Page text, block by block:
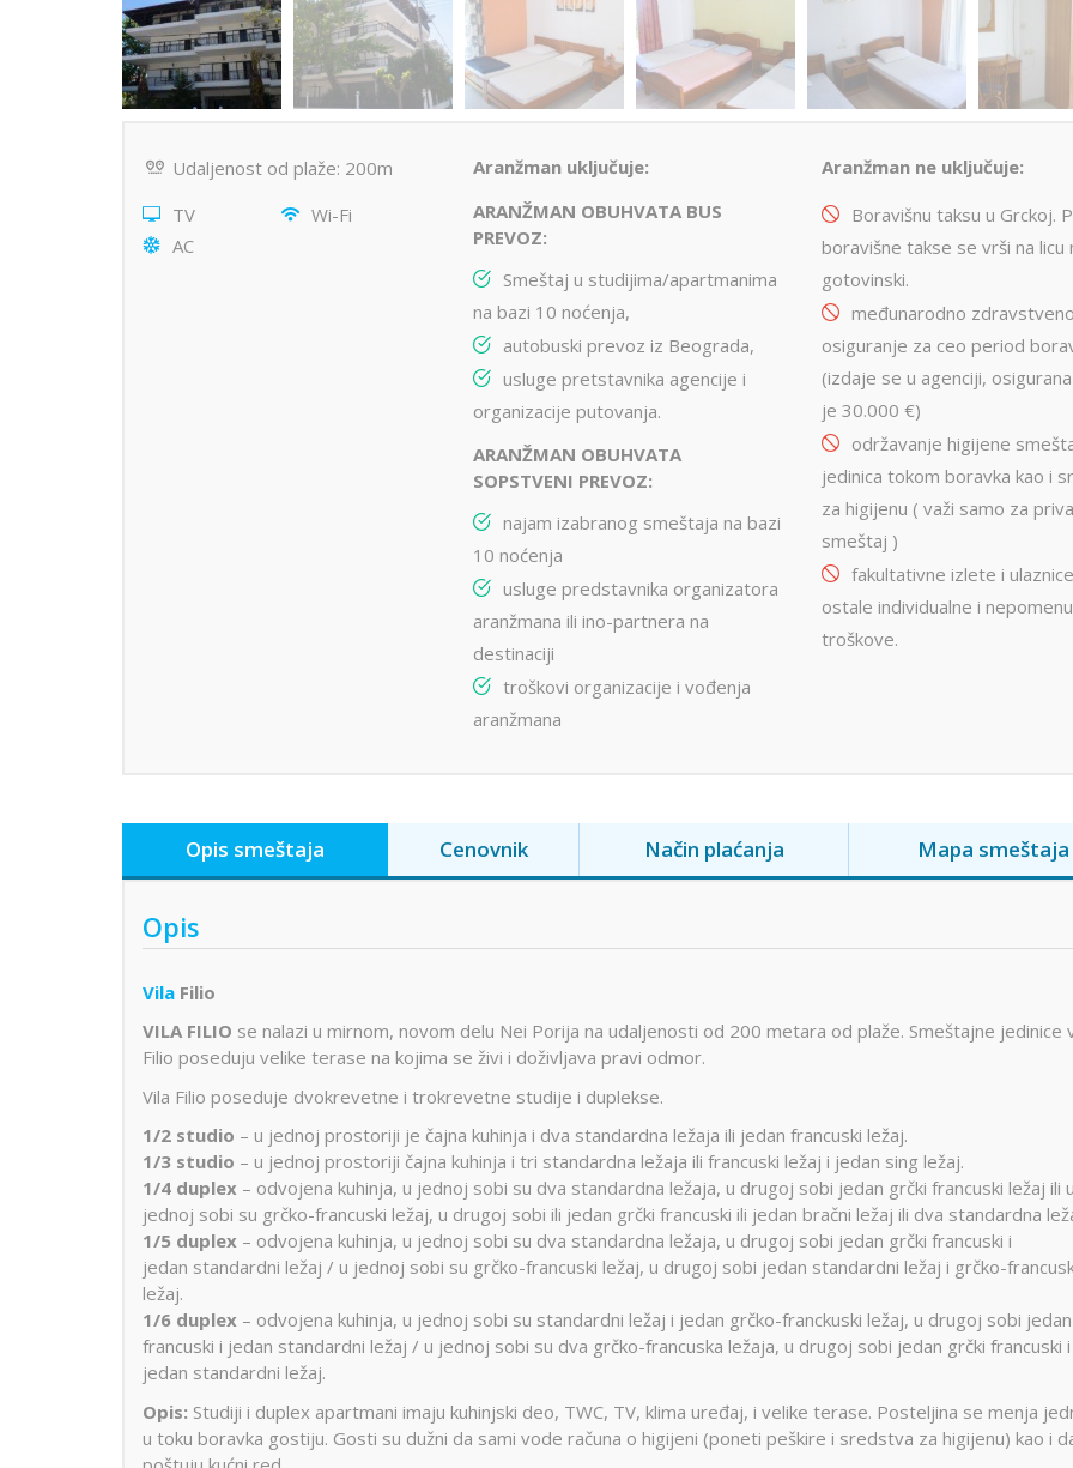
Udaljenost od plaže: 200m
TV
Wi-Fi
AC
Aranžman uključuje:
ARANŽMAN OBUHVATA BUS
PREVOZ:
Smeštaj u studijima/apartmanima
na bazi 10 noćenja,
autobuski prevoz iz Beograda,
usluge pretstavnika agencije i
organizacije putovanja.
ARANŽMAN OBUHVATA
SOPSTVENI PREVOZ:
najam izabranog smeštaja na bazi
10 noćenja
usluge predstavnika organizatora
aranžmana ili ino-partnera na
destinaciji
troškovi organizacije i vođenja
aranžmana
Aranžman ne uključuje:
Boravišnu taksu u Grckoj.
boravišne takse se vrši na licu
gotovinski.
međunarodno zdravstveno
osiguranje za ceo period
(izdaje se u agenciji,
je 30.000 €)
održavanje higijene
jedinica tokom boravka kao i
za higijenu ( važi samo za
smeštaj )
fakultativne izlete i
ostale individualne i
troškove.
Opis smeštaja Cenovnik Način plaćanja Mapa smeštaja
Opis
Vila Filio
VILA FILIO se nalazi u mirnom, novom delu Nei Porija na udaljenosti od 200 metara od plaže. Smeštajne jedinice
Filio poseduju velike terase na kojima se živi i doživljava pravi odmor.
Vila Filio poseduje dvokrevetne i trokrevetne studije i duplekse.
1/2 studio – u jednoj prostoriji je čajna kuhinja i dva standardna ležaja ili jedan francuski ležaj.
1/3 studio – u jednoj prostoriji čajna kuhinja i tri standardna ležaja ili francuski ležaj i jedan sing ležaj.
1/4 duplex – odvojena kuhinja, u jednoj sobi su dva standardna ležaja, u drugoj sobi jedan grčki francuski ležaj ili u
jednoj sobi su grčko-francuski ležaj, u drugoj sobi ili jedan grčki francuski ili jedan bračni ležaj ili dva standardna
1/5 duplex – odvojena kuhinja, u jednoj sobi su dva standardna ležaja, u drugoj sobi jedan grčki francuski i
jedan standardni ležaj / u jednoj sobi su grčko-francuski ležaj, u drugoj sobi jedan standardni ležaj i grčko-
ležaj.
1/6 duplex – odvojena kuhinja, u jednoj sobi su standardni ležaj i jedan grčko-franckuski ležaj, u drugoj sobi
francuski i jedan standardni ležaj / u jednoj sobi su dva grčko-francuska ležaja, u drugoj sobi jedan grčki francuski i
jedan standardni ležaj.
Opis: Studiji i duplex apartmani imaju kuhinjski deo, TWC, TV, klima uređaj, i velike terase. Posteljina se menja
u toku boravka gostiju. Gosti su dužni da sami vode računa o higijeni (poneti peškire i sredstva za higijenu) kao i